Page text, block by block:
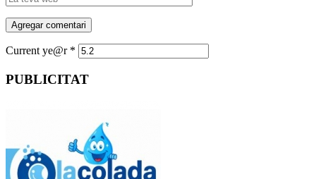
Current ye@r *
PUBLICITAT